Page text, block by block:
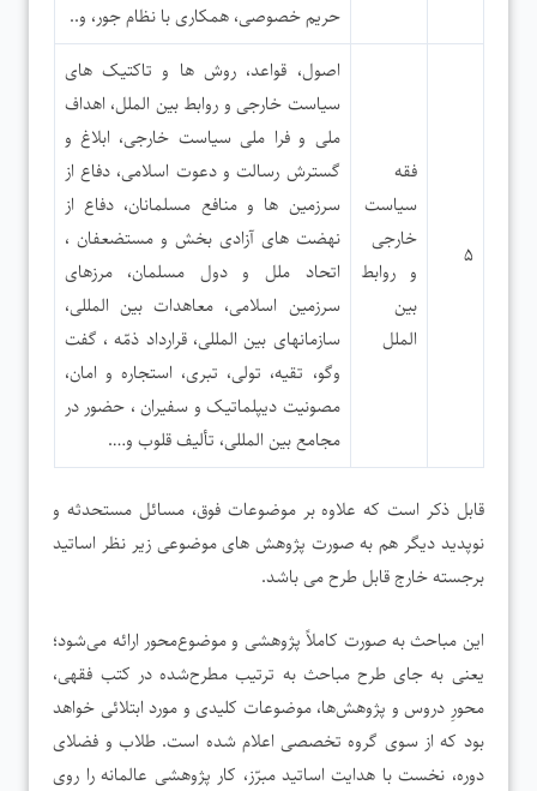
حریم خصوصی، همکاری با نظام جور، و..
۵
فقه
سیاست
خارجی
و روابط
بین
الملل
اصول، قواعد، روش ها و تاکتیک های
سیاست خارجی و روابط بین الملل، اهداف
ملی و فرا ملی سیاست خارجی، ابلاغ و
گسترش رسالت و دعوت اسلامی، دفاع از
سرزمین ها و منافع مسلمانان، دفاع از
نهضت های آزادی بخش و مستضعفان ،
اتحاد ملل و دول مسلمان، مرزهای
سرزمین اسلامی، معاهدات بین المللی،
سازمانهای بین المللی، قرارداد ذمّه ، گفت
وگو، تقیه، تولی، تبری، استجاره و امان،
مصونیت دیپلماتیک و سفیران ، حضور در
مجامع بین المللی، تألیف قلوب و….
قابل ذکر است که علاوه بر موضوعات فوق، مسائل مستحدثه و
نوپدید دیگر هم به صورت پژوهش های موضوعی زیر نظر اساتید
برجسته خارج قابل طرح می باشد.
این مباحث به صورت کاملاً پژوهشی و موضوع‌محور ارائه می‌شود؛
یعنی به جای طرح مباحث به ترتیب مطرح‌شده در کتب فقهی،
محورِ دروس و پژوهش‌ها، موضوعات کلیدی و مورد ابتلائی خواهد
بود که از سوی گروه تخصصی اعلام شده است. طلاب و فضلای
دوره، نخست با هدایت اساتید مبرّز، کار پژوهشی عالمانه را روی